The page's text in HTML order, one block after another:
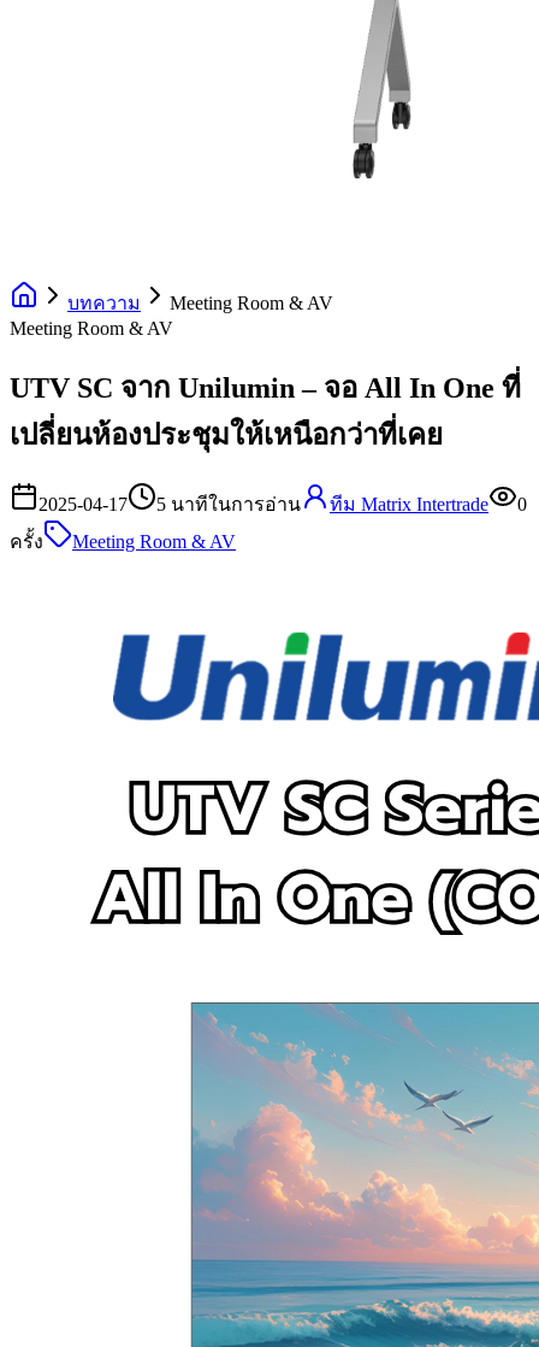
บทความ
Meeting Room & AV
Meeting Room & AV
UTV SC จาก Unilumin – จอ All In One ที่
เปลี่ยนห้องประชุมให้เหนือกว่าที่เคย
2025-04-17 5 นาทีในการอ่าน ทีม Matrix Intertrade
0
ครั้ง
Meeting Room & AV